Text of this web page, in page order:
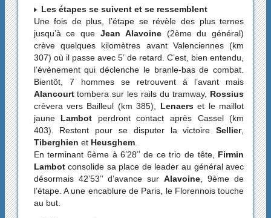
Les étapes se suivent et se ressemblent
Une fois de plus, l’étape se révèle des plus ternes
jusqu’à ce que Jean Alavoine(2ème du général)
crève quelques kilomètres avant Valenciennes (km
307) où il passe avec 5’ de retard. C’est, bien entendu,
l’évènement qui déclenche le branle-bas de combat.
Bientôt, 7 hommes se retrouvent à l’avant mais
Alancourttombera sur les rails du tramway, Rossius
crèvera vers Bailleul (km 385), Lenaerset le maillot
jaune Lambot perdront contact après Cassel (km
403). Restent pour se disputer la victoireSellier,
Tiberghien et Heusghem.
En terminant 6ème à 6’28’’ de ce trio de tête, Firmin
Lambotconsolide sa place de leader au général avec
désormais 42’53’’ d’avance sur Alavoine , 9ème de
l’étape. A une encablure de Paris, le Florennois touche
au but.